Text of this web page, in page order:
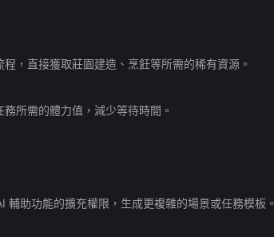
程，直接獲取莊園建造、烹飪等所需的稀有資源。
務所需的體力值，減少等待時間。
輔助功能的擴充權限，生成更複雜的場景或任務模板。